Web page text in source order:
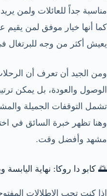
مناسبة جداً للعائلات ولمن يريد
كما أنها خيار موفق لمن يقيم
يعيش أكثر من وجه للبرتغال
ومن الجيد أن تعرف أن
الوصول والعودة، بل يمكن
تشمل التوقفات الجميلة
وهنا تظهر خبرة السائق في
مشهد وأفضل وقت.
🌅 كابو دا روكا: نهاية اليابسة
إذا كنت تحب الإطلالات